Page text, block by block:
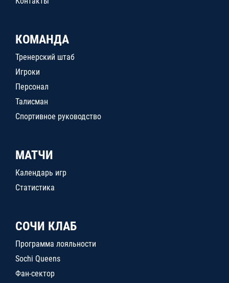
КОМАНДА
Тренерский штаб
Игроки
Персонал
Талисман
Спортивное руководство
МАТЧИ
Календарь игр
Статистика
СОЧИ КЛАБ
Программа лояльности
Sochi Queens
Фан-сектор